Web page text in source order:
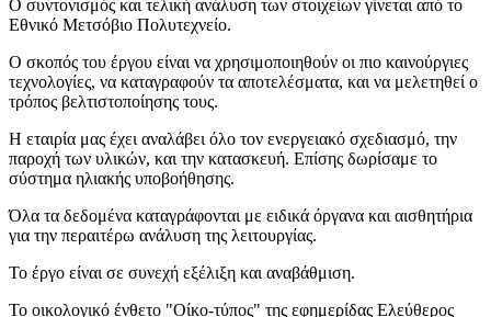
Ο συντονισμός και τελική ανάλυση των στοιχείων γίνεται από το
Εθνικό Μετσόβιο Πολυτεχνείο.
Ο σκοπός του έργου είναι να χρησιμοποιηθούν οι πιο καινούργιες
τεχνολογίες, να καταγραφούν τα αποτελέσματα, και να μελετηθεί ο
τρόπος βελτιστοποίησης τους.
Η εταιρία μας έχει αναλάβει όλο τον ενεργειακό σχεδιασμό, την
παροχή των υλικών, και την κατασκευή. Επίσης δωρίσαμε το
σύστημα ηλιακής υποβοήθησης.
Όλα τα δεδομένα καταγράφονται με ειδικά όργανα και αισθητήρια
για την περαιτέρω ανάλυση της λειτουργίας.
Το έργο είναι σε συνεχή εξέλιξη και αναβάθμιση.
Το οικολογικό ένθετο "Οίκο-τύπος" της εφημερίδας Ελεύθερος